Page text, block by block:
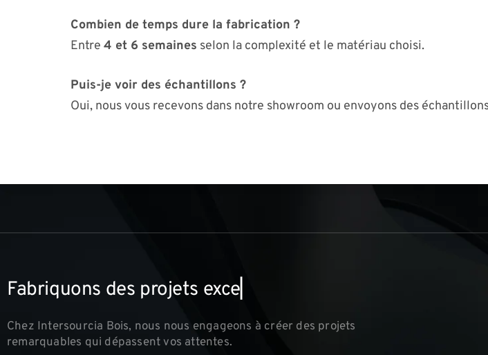
Combien de temps dure la fabrication ?
Entre 4 et 6 semaines selon la complexité et le matériau choisi.
Puis-je voir des échantillons ?
Oui, nous vous recevons dans notre showroom ou envoyons des
Fabriquons des projets exce
Chez Intersourcia Bois, nous nous engageons à créer des projets
remarquables qui dépassent vos attentes.